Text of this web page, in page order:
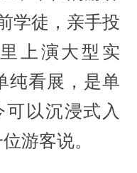
学徒，亲手投
上演大型实
纯看展，是单
以沉浸式入
游客说。